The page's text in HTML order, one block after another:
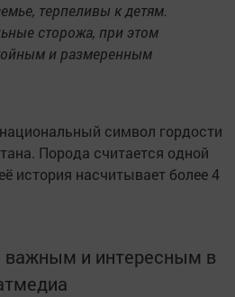
терпеливы к детям.
сторожа, при этом
и размеренным
символ гордости
Порода считается одной
история насчитывает более 4
и интересным в